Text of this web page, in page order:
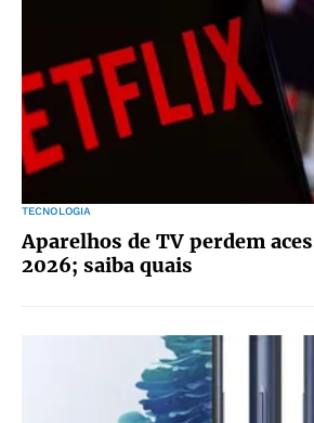
TECNOLOGIA
Aparelhos de TV perdem
2026; saiba quais